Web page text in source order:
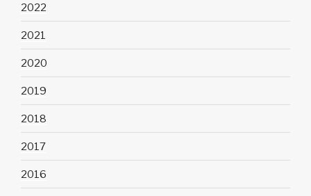
2022
2021
2020
2019
2018
2017
2016